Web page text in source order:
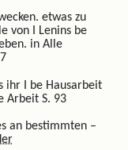
etwas zu
von I Lenins be
in Alle
ihr I be Hausarbeit
Arbeit S. 93
an bestimmten –